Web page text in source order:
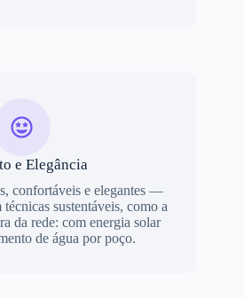
e Elegância
confortáveis e elegantes —
sustentáveis, como a
da rede: com energia solar
de água por poço.